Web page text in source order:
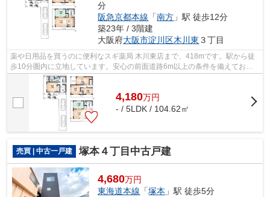
分
阪急京都本線 「南方 」駅 徒歩12分
築23年 / 3階建
大阪府大阪市淀川区木川東 ３丁目
薬や日用品を買うのに便利なスギ薬局 木川東店まで、418mです。駅から徒
歩10分圏内に立地しています。安心の前面道路6m以上の条件を備えており
ます。中古戸建てながら、室内はとてもき...
4,180万円
- / 5LDK / 104.62㎡
売買 | 中古一戸建 塚本４丁目中古戸建
4,680万円
東海道本線 「塚本 」駅 徒歩5分